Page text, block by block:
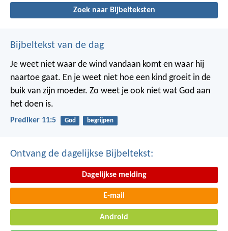
Zoek naar Bijbelteksten
Bijbeltekst van de dag
Je weet niet waar de wind vandaan komt en waar hij
naartoe gaat. En je weet niet hoe een kind groeit in de
buik van zijn moeder. Zo weet je ook niet wat God aan
het doen is.
Prediker 11:5 God begrijpen
Ontvang de dagelijkse Bijbeltekst:
Dagelijkse melding
E-mail
Android